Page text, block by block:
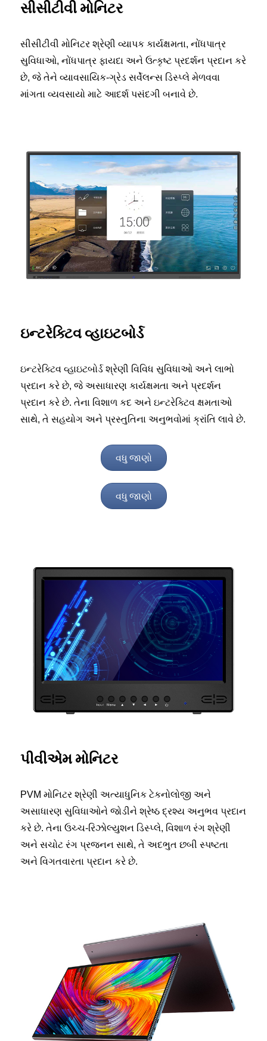
સીસીટીવી મોનિટર
સીસીટીવી મોનિટર શ્રેણી વ્યાપક કાર્યક્ષમતા, નોંધપાત્ર
સુવિધાઓ, નોંધપાત્ર ફાયદા અને ઉત્કૃષ્ટ પ્રદર્શન પ્રદાન કરે
છે, જે તેને વ્યાવસાયિક-ગ્રેડ સર્વેલન્સ ડિસ્પ્લે મેળવવા
માંગતા વ્યવસાયો માટે આદર્શ પસંદગી બનાવે છે.
ઇન્ટરેક્ટિવ વ્હાઇટબોર્ડ
ઇન્ટરેક્ટિવ વ્હાઇટબોર્ડ શ્રેણી વિવિધ સુવિધાઓ અને લાભો
પ્રદાન કરે છે, જે અસાધારણ કાર્યક્ષમતા અને પ્રદર્શન
પ્રદાન કરે છે. તેના વિશાળ કદ અને ઇન્ટરેક્ટિવ ક્ષમતાઓ
સાથે, તે સહયોગ અને પ્રસ્તુતિના અનુભવોમાં ક્રાંતિ લાવે છે.
વધુ જાણો
વધુ જાણો
પીવીએમ મોનિટર
PVM મોનિટર શ્રેણી અત્યાધુનિક ટેકનોલોજી અને
અસાધારણ સુવિધાઓને જોડીને શ્રેષ્ઠ દ્રશ્ય અનુભવ પ્રદાન
કરે છે. તેના ઉચ્ચ-રિઝોલ્યુશન ડિસ્પ્લે, વિશાળ રંગ શ્રેણી
અને સચોટ રંગ પ્રજનન સાથે, તે અદભુત છબી સ્પષ્ટતા
અને વિગતવારતા પ્રદાન કરે છે.